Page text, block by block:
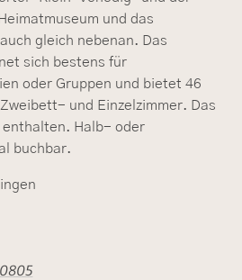
und das
gleich nebenan. Das
sich bestens für
oder Gruppen und bietet 46
und Einzelzimmer. Das
enthalten. Halb- oder
buchbar.